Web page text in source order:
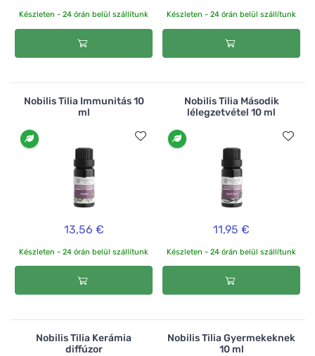
Készleten - 24 órán belül szállítunk Készleten - 24 órán belül szállítunk
Nobilis Tilia Immunitás 10
ml
13,56 €
Készleten - 24 órán belül szállítunk
Nobilis Tilia Második
lélegzetvétel 10 ml
11,95 €
Készleten - 24 órán belül szállítunk
Nobilis Tilia Kerámia
diffúzor
Nobilis Tilia Gyermekeknek
10 ml